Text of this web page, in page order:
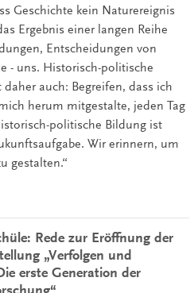
Geschichte kein Naturereignis
Ergebnis einer langen Reihe
Entscheidungen von
- uns. Historisch-politische
daher auch: Begreifen, dass ich
herum mitgestalte, jeden Tag
politische Bildung ist
Wir erinnern, um
gestalten.“
Rede zur Eröffnung der
„Verfolgen und
erste Generation der